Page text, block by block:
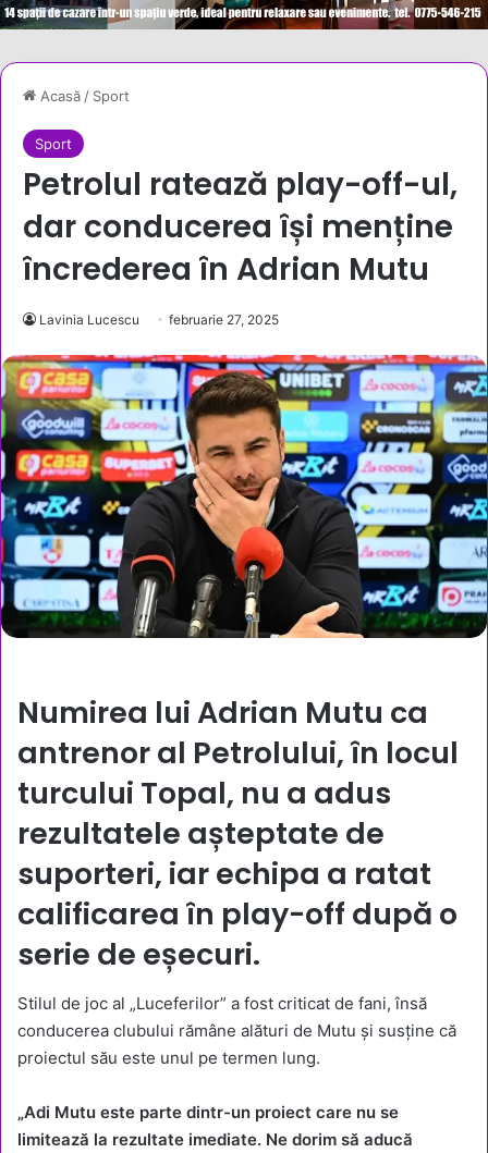
Acasă/ Sport
Sport
Petrolul ratează play-off-ul,
dar conducerea își menține
încrederea în Adrian Mutu
Lavinia Lucescu februarie 27, 2025
Numirea lui Adrian Mutu ca
antrenor al Petrolului, în locul
turcului Topal, nu a adus
rezultatele așteptate de
suporteri, iar echipa a ratat
calificarea în play-off după o
serie de eșecuri.
Stilul de joc al „Luceferilor” a fost criticat de fani, însă
conducerea clubului rămâne alături de Mutu și susține că
proiectul său este unul pe termen lung.
„Adi Mutu este parte dintr-un proiect care nu se
limitează la rezultate imediate. Ne dorim să aducă